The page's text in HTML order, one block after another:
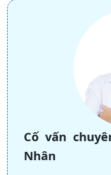
Cố vấn
Nhân